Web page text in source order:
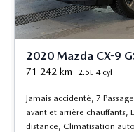
2020 Mazda CX-9
71 242 km 2.5L 4 cyl
Jamais accidenté, 7
avant et arrière chauffants,
distance, Climatisation